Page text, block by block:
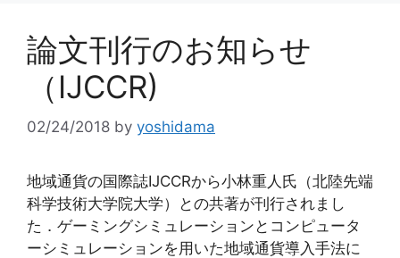
論文刊行のお知らせ
（IJCCR)
02/24/2018 by yoshidama
地域通貨の国際誌IJCCRから小林重人氏（北陸先端
科学技術大学院大学）との共著が刊行されまし
た．ゲーミングシミュレーションとコンピュータ
ーシミュレーションを用いた地域通貨導入手法に